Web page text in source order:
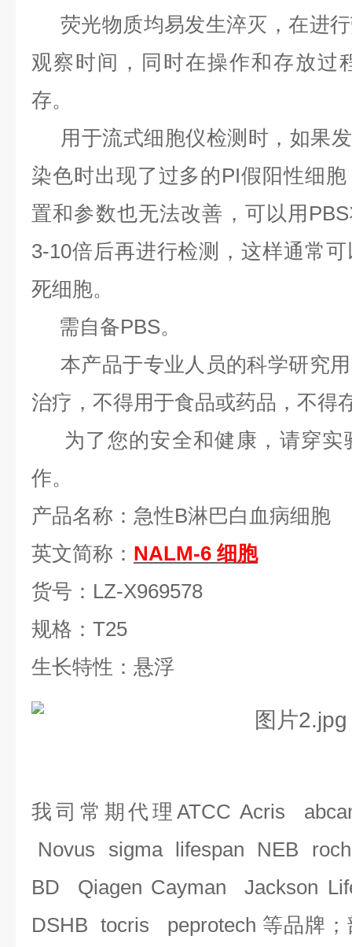
荧光物质均易发生淬灭，在进
观察时间，同时在操作和存放过
存。
用于流式细胞仪检测时，如果发
染色时出现了过多的PI假阳性细
置和参数也无法改善，可以用
3-10倍后再进行检测，这样通常
死细胞。
需自备PBS。
本产品于专业人员的科学研究
治疗，不得用于食品或药品，不得
为了您的安全和健康，请穿实
作。
产品名称：急性B淋巴白血病细胞
英文简称： NALM-6 细胞
货号： LZ-X969578
规格： T25
生长特性：悬浮
我司常期代理ATCC Acris
Novus sigma lifespan NEB
BD Qiagen Cayman Jackson
DSHB tocris peprotech 等品牌